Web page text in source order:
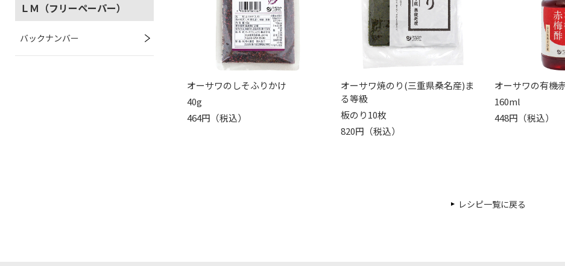
ＬＭ（フリーペーパー）
バックナンバー
オーサワのしそふりかけ
40g
464円（税込）
オーサワ焼のり(三重県桑名産)ま
る等級
板のり10枚
820円（税込）
オーサワの有機
160ml
448円（税込）
レシピ一覧に戻る